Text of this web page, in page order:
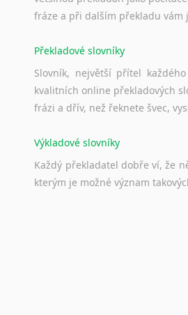
fráze a při dalším překladu vám
Překladové slovníky
Slovník, největší přítel
kvalitních online překladových
frázi a dřív, než řeknete švec,
Výkladové slovníky
Každý překladatel dobře ví, že
kterým je možné význam